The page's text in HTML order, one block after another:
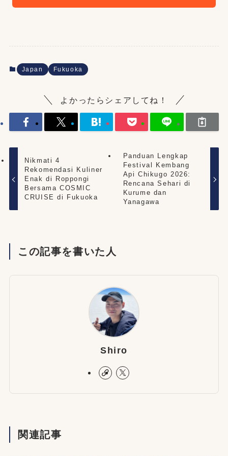
Japan Fukuoka
よかったらシェアしてね！
Nikmati 4
Rekomendasi Kuliner
Enak di Roppongi
Bersama COSMIC
CRUISE di Fukuoka
Panduan Lengkap
Festival Kembang
Api Chikugo 2026:
Rencana Sehari di
Kurume dan
Yanagawa
この記事を書いた人
Shiro
関連記事